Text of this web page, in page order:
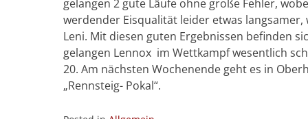
gelangen 2 gute Läufe ohne große Fehler,
werdender Eisqualität leider etwas
Leni. Mit diesen guten Ergebnissen befinden
gelangen Lennox im Wettkampf wesentlich
20. Am nächsten Wochenende geht es in
„Rennsteig- Pokal“.